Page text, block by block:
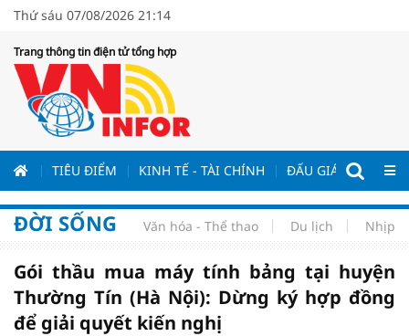
Thứ sáu 07/08/2026 21:14
Trang thông tin điện tử tổng hợp
TIÊU ĐIỂM KINH TẾ - TÀI CHÍNH ĐẤU GIÁ - ĐẤU
ĐỜI SỐNG Văn hóa - Thể thao Du lịch Nhịp
Gói thầu mua máy tính bảng tại huyện
Thường Tín (Hà Nội): Dừng ký hợp đồng
để giải quyết kiến nghị